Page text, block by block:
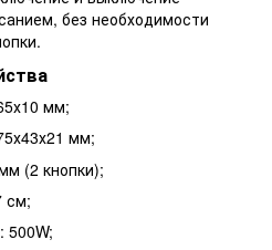
без необходимости
мм;
мм;
(2 кнопки);
см;
500W;